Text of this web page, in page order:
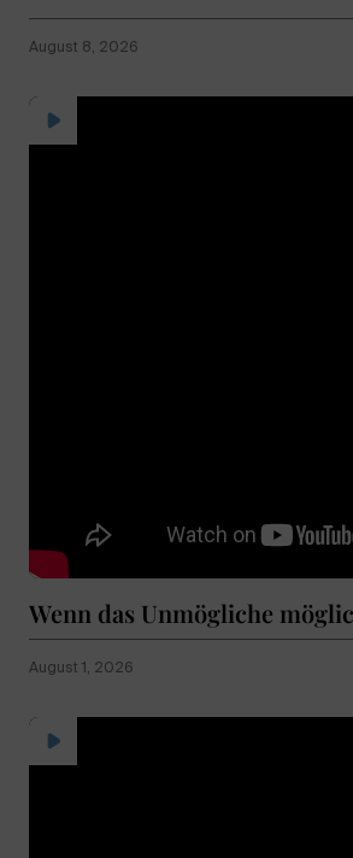
August 8, 2026
Wenn das Unmögliche
August 1, 2026